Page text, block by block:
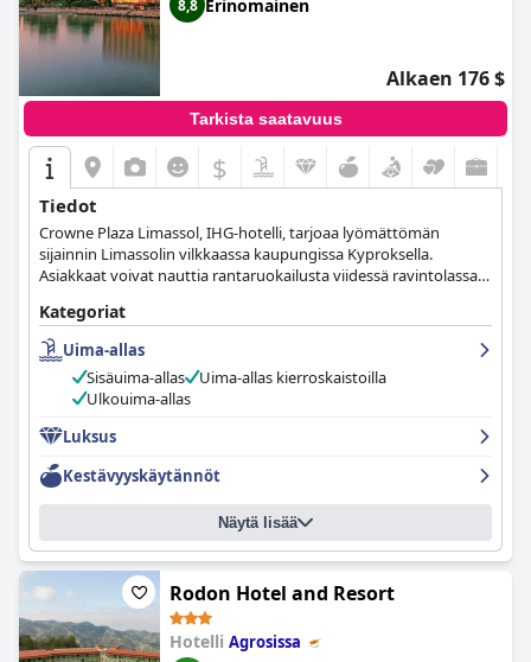
8,8 Erinomainen
Alkaen 176 $
Tarkista saatavuus
$
Tiedot
Crowne Plaza Limassol, IHG-hotelli, tarjoaa lyömättömän
sijainnin Limassolin vilkkaassa kaupungissa Kyproksella.
Asiakkaat voivat nauttia rantaruokailusta viidessä ravintolassa
rantayhteydestä, sisä- ja ulkouima-altaista, uudesta kylpylästä ja
24h-kuntosalista. Hotelli takaa huippuluokan puhtauden IHG
Clean Promise -lupauksella ja tarjoaa Crowne Plaza Sleep
Advantage® -ohjelman, joka takaa mukavan ja levollisen
oleskelun.
Kategoriat
Uima-allas
Sisäuima-allas
Uima-allas kierroskaistoilla
Ulkouima-allas
Luksus
Kestävyyskäytännöt
Näytä lisää
Rodon Hotel and Resort
Hotelli Agrosissa